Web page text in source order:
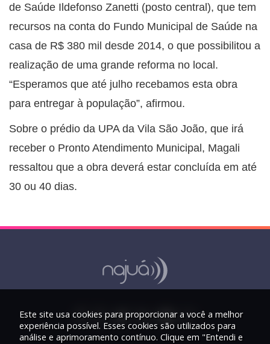
de Saúde Ildefonso Zanetti (posto central), que tem
recursos na conta do Fundo Municipal de Saúde na
casa de R$ 380 mil desde 2014, o que possibilitou a
realização de uma grande reforma no local.
“Esperamos que até julho recebamos esta obra
para entregar à população”, afirmou.
Sobre o prédio da UPA da Vila São João, que irá
receber o Pronto Atendimento Municipal, Magali
ressaltou que a obra deverá estar concluída em até
30 ou 40 dias.
Este site usa cookies para proporcionar a você a melhor
experiência possível. Esses cookies são utilizados para
análise e aprimoramento contínuo. Clique em "Entendi e